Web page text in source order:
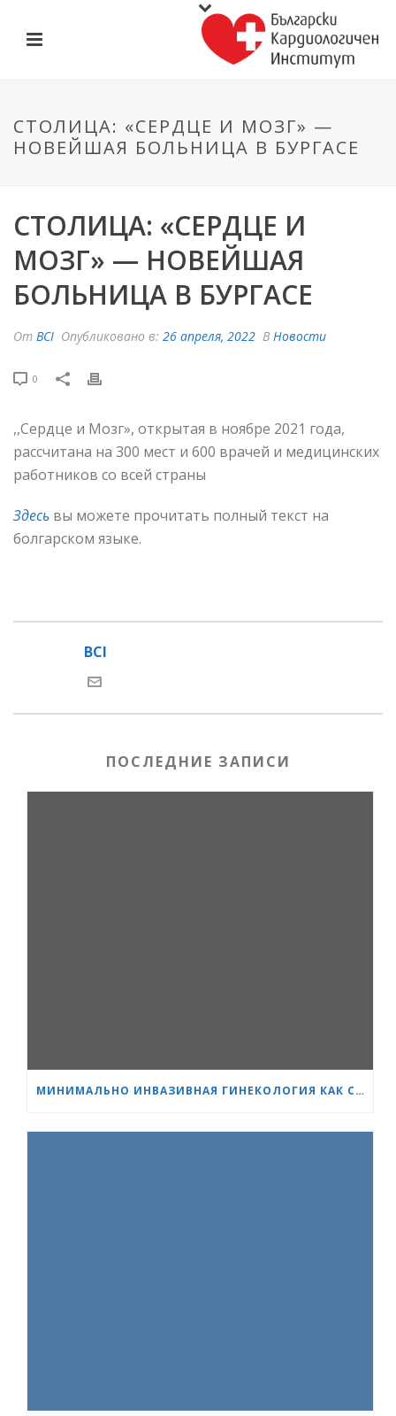
СТОЛИЦА: «СЕРДЦЕ И МОЗГ» —
НОВЕЙШАЯ БОЛЬНИЦА В БУРГАСЕ
СТОЛИЦА: «СЕРДЦЕ И
МОЗГ» — НОВЕЙШАЯ
БОЛЬНИЦА В БУРГАСЕ
От BCI Опубликовано в: 26 апреля, 2022 В Новости
0
,,Сердце и Мозг», открытая в ноябре 2021 года,
рассчитана на 300 мест и 600 врачей и медицинских
работников со всей страны
Здесь вы можете прочитать полный текст на
болгарском языке.
BCI
ПОСЛЕДНИЕ ЗАПИСИ
МИНИМАЛЬНО ИНВАЗИВНАЯ ГИНЕКОЛОГИЯ КАК СТАНДАРТ: НОВОЕ ПОКОЛЕНИЕ СПЕЦИАЛИСТОВ ПРОХОДИТ ОБУЧЕНИЕ В «СЕРДЦЕ И МОЗГ»